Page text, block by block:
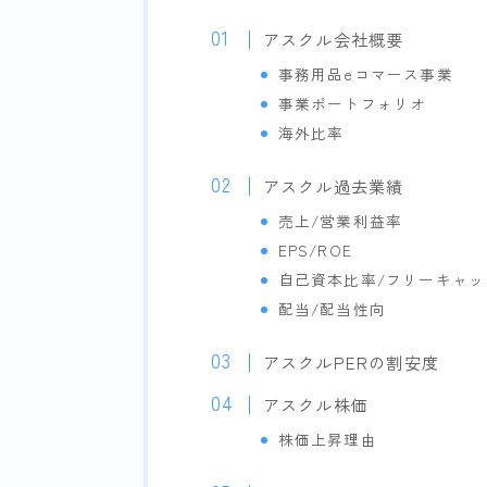
アスクル会社概要
事務用品eコマース事業
事業ポートフォリオ
海外比率
アスクル過去業績
売上/営業利益率
EPS/ROE
自己資本比率/フリーキャ
配当/配当性向
アスクルPERの割安度
アスクル株価
株価上昇理由